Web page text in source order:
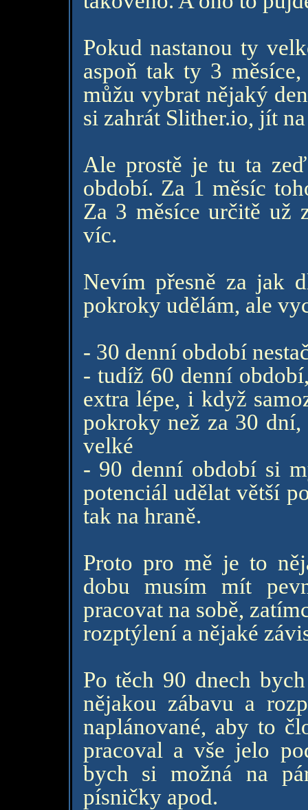
Pokud nastanou ty
aspoň tak ty 3
můžu vybrat nějaký
si zahrát Slither.io, jít
Ale prostě je tu ta
období. Za 1 měsíc
Za 3 měsíce určitě už
víc.
Nevím přesně za jak
pokroky udělám, ale
- 30 denní období
- tudíž 60 denní
extra lépe, i když
pokroky než za 30
velké
- 90 denní období si
potenciál udělat větší
tak na hraně.
Proto pro mě je to
dobu musím mít
pracovat na sobě,
rozptýlení a nějaké
Po těch 90 dnech
nějakou zábavu a
naplánované, aby to
pracoval a vše jelo
bych si možná na
písničky apod.